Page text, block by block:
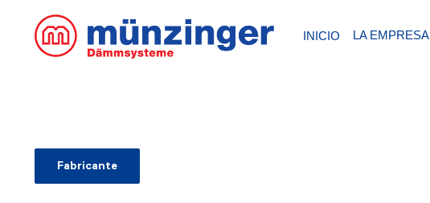
INICIO LA EMPRESA
Fabricante